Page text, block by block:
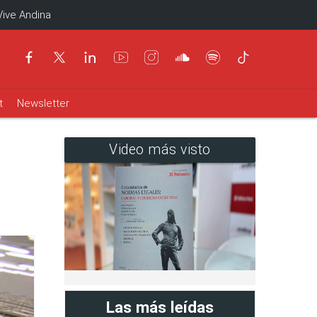
Andina
Newsletter
Video más visto
Las más leídas